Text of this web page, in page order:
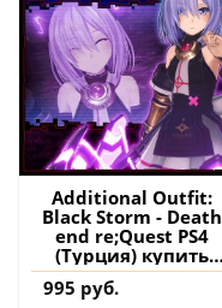
Additional Outfit:
Black Storm - Death
end re;Quest PS4
(Турция) купить
дополнение на
аккаунт
995 руб.